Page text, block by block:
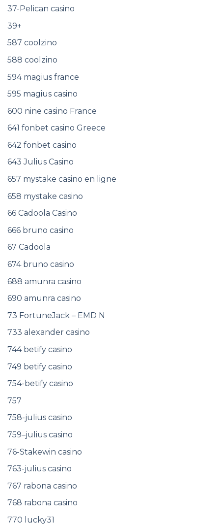
37-Pelican casino
39+
587 coolzino
588 coolzino
594 magius france
595 magius casino
600 nine casino France
641 fonbet casino Greece
642 fonbet casino
643 Julius Casino
657 mystake casino en ligne
658 mystake casino
66 Cadoola Casino
666 bruno casino
67 Cadoola
674 bruno casino
688 amunra casino
690 amunra casino
73 FortuneJack – EMD N
733 alexander casino
744 betify casino
749 betify casino
754-betify casino
757
758-julius casino
759–julius casino
76-Stakewin casino
763-julius casino
767 rabona casino
768 rabona casino
770 lucky31